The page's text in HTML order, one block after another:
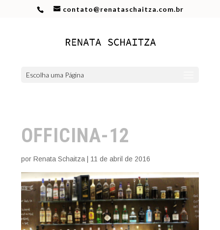
contato@renataschaitza.com.br
Escolha uma Página
OFFICINA-12
por Renata Schaitza| 11 de abril de 2016